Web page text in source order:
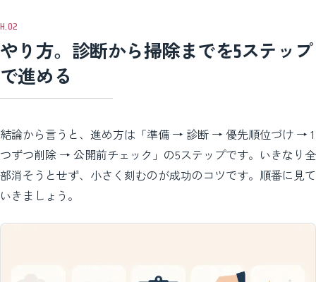
やり方。診断から掃除までを5ステップ
で進める
結論から言うと、進め方は「準備 → 診断 → 優先順位づけ → 1
つずつ削除 → 公開前チェック」の5ステップです。いきなり全
部消そうとせず、小さく刻むのが成功のコツです。順番に見て
いきましょう。